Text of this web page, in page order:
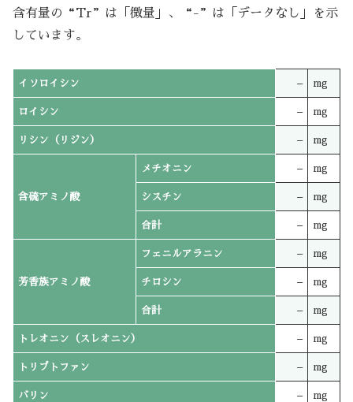
含有量の“Tr”は「微量」、“-”は「データなし」を示
しています。
イソロイシン – mg
ロイシン – mg
リシン（リジン） – mg
含硫アミノ酸
メチオニン – mg
シスチン – mg
合計 – mg
芳香族アミノ酸
フェニルアラニン – mg
チロシン – mg
合計 – mg
トレオニン（スレオニン） – mg
トリプトファン – mg
バリン – mg